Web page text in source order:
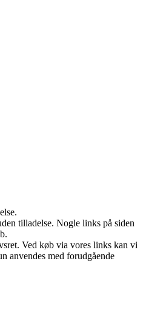
tilladelse. Nogle links på siden
Ved køb via vores links kan vi
anvendes med forudgående